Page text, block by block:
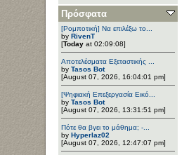
Πρόσφατα
[Ρομποτική] Να επιλέξω το...
by RivenT
[Today at 02:09:08]
Αποτελέσματα Εξεταστικής ...
by Tasos Bot
[August 07, 2026, 16:04:01 pm]
[Ψηφιακή Επεξεργασία Εικό...
by Tasos Bot
[August 07, 2026, 13:31:51 pm]
Πότε θα βγει το μάθημα; -...
by Hyperlaz02
[August 07, 2026, 12:47:07 pm]